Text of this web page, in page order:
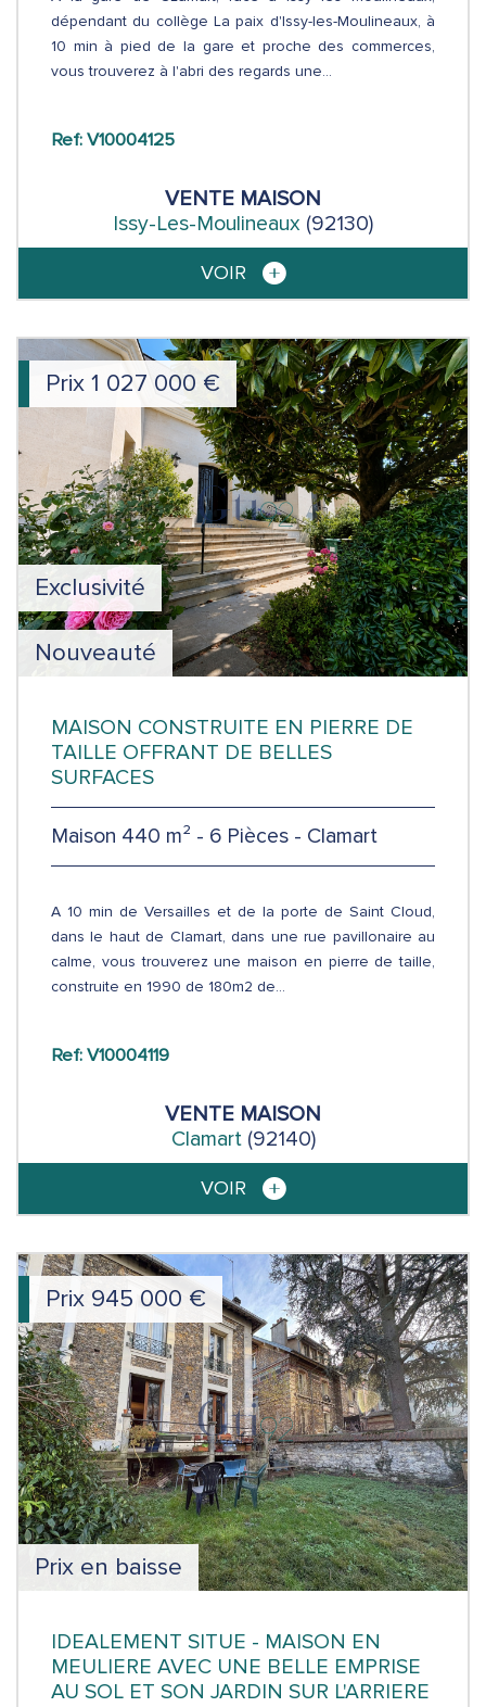
dépendant du collège La paix d'Issy-les-Moulineaux, à
10 min à pied de la gare et proche des commerces,
vous trouverez à l'abri des regards une...
Ref: V10004125
VENTE MAISON
Issy-Les-Moulineaux (92130)
VOIR
Exclusivité
Nouveauté
Prix 1 027 000 €
MAISON CONSTRUITE EN PIERRE DE
TAILLE OFFRANT DE BELLES
SURFACES
Maison 440 m² - 6 Pièces - Clamart
A 10 min de Versailles et de la porte de Saint Cloud,
dans le haut de Clamart, dans une rue pavillonaire au
calme, vous trouverez une maison en pierre de taille,
construite en 1990 de 180m2 de...
Ref: V10004119
VENTE MAISON
Clamart (92140)
VOIR
Prix en baisse
Prix 945 000 €
IDEALEMENT SITUE - MAISON EN
MEULIERE AVEC UNE BELLE EMPRISE
AU SOL ET SON JARDIN SUR L'ARRIERE